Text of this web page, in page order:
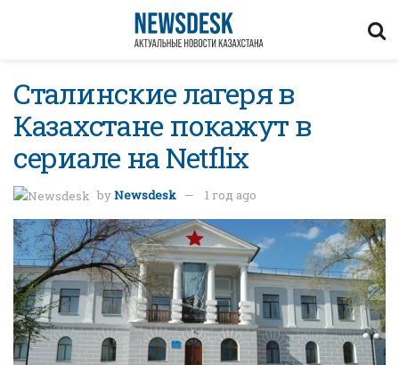
Сталинские лагеря в
Казахстане покажут в
сериале на Netflix
byNewsdesk 1 год ago